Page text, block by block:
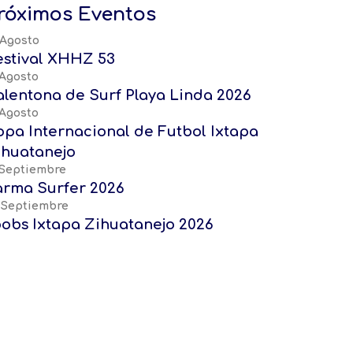
Eventos
XHHZ 53
de Surf Playa Linda 2026
Internacional de Futbol Ixtapa
Septiembre
Surfer 2026
Septiembre
Ixtapa Zihuatanejo 2026